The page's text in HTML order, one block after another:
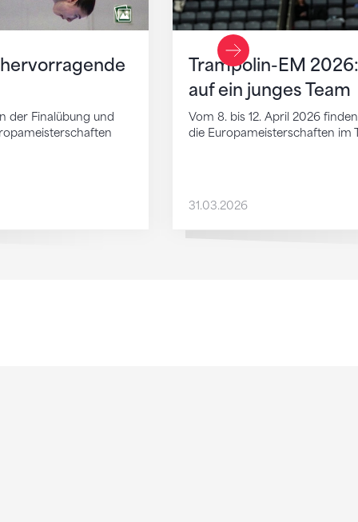
der Finalübung und
Trampolin-EM
auf ein junges Team
Vom 8. bis 12. April 2026
die Europameisterschaften im
31.03.2026
Vorheriger Slide